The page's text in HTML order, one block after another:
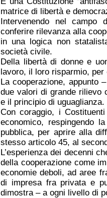
matrice di libertà e
Intervenendo nel campo
conferire rilevanza alla
in una logica non
società civile.
Della libertà di donne e
lavoro, il loro risparmio,
La cooperazione, appunto
due valori di grande rilievo
e il principio di uguaglianza.
Con coraggio, i
economico, respingendo
pubblica, per aprire alla
stesso articolo 45, al
L’esperienza dei decenni
della cooperazione come
economie deboli, ad aree
di impresa fra privata e
dimostra – a ogni livello di